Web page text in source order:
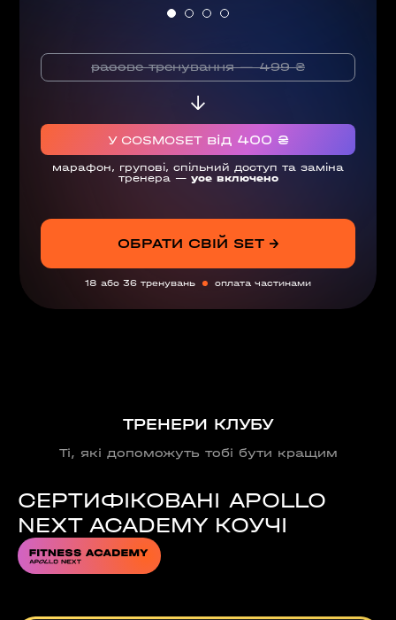
разове тренування — 499 ₴
У COSMOSET від 400 ₴
марафон, групові, спільний доступ та заміна
тренера — усе включено
ОБРАТИ СВІЙ SET →
18 або 36 тренувань оплата частинами
ТРЕНЕРИ КЛУБУ
Ті, які допоможуть тобі бути кращим
СЕРТИФІКОВАНІ APOLLO
NEXT ACADEMY КОУЧІ